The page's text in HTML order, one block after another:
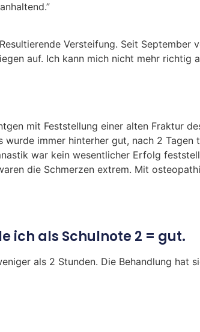
Versteifung. Seit September
auf. Ich kann mich nicht mehr richtig
mit Feststellung einer alten Fraktur
immer hinterher gut, nach 2 Tagen
war kein wesentlicher Erfolg
die Schmerzen extrem. Mit
ich als Schulnote 2 = gut.
als 2 Stunden. Die Behandlung hat